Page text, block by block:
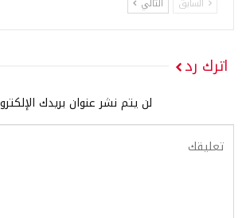
السابق التالي
اترك رد
لن يتم نشر عنوان بريدك